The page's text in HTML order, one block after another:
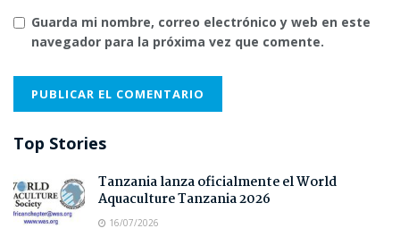
Guarda mi nombre, correo electrónico y web en este
navegador para la próxima vez que comente.
Top Stories
Tanzania lanza oficialmente el World
Aquaculture Tanzania 2026
16/07/2026